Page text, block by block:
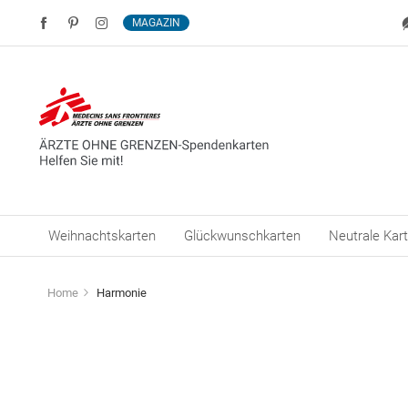
MAGAZIN
Weihnachtskarten Glückwunschkarten Neutrale
Home Harmonie